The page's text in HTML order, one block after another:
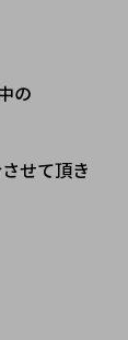
の
せて頂き